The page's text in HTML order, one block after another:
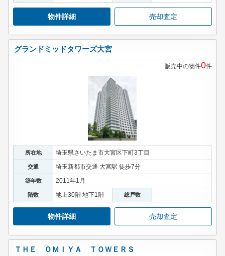
物件詳細 売却査定
グランドミッドタワーズ大宮
販売中の物件0件
所在地 埼玉県さいたま市大宮区下町3丁目
交通 埼玉新都市交通 大宮駅 徒歩7分
築年数 2011年1月
階数 地上30階 地下1階 総戸数
物件詳細 売却査定
ＴＨＥ ＯＭＩＹＡ ＴＯＷＥＲＳ